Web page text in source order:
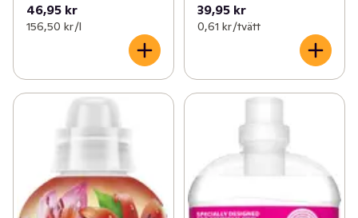
46,95 kr
156,50 kr /l
39,95 kr
0,61 kr /tvätt